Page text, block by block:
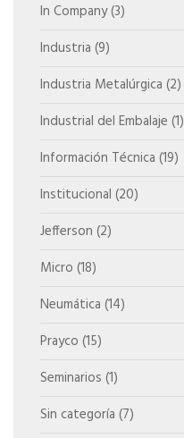
In Company(3)
Industria (9)
Industria Metalúrgica (2)
Industrial del Embalaje (1)
Información Técnica (19)
Institucional (20)
Jefferson (2)
Micro (18)
Neumática (14)
Prayco (15)
Seminarios (1)
Sin categoría (7)